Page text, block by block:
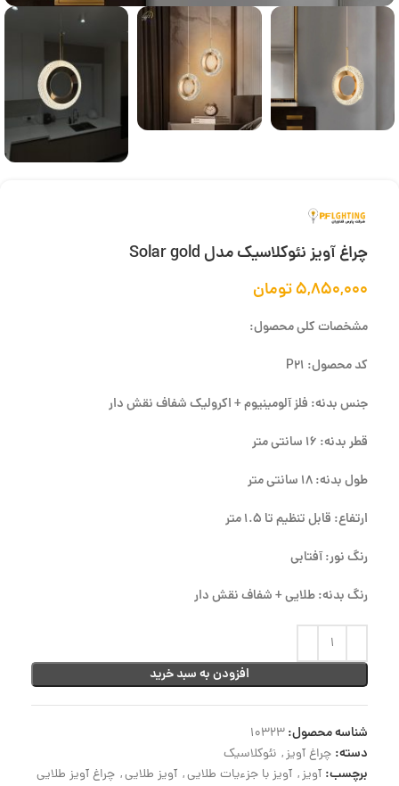
چراغ آویز نئوکلاسیک مدل Solar gold
۵,۸۵۰,۰۰۰تومان
مشخصات کلی محصول:
کد محصول: P21
جنس بدنه: فلز آلومینیوم + اکرولیک شفاف نقش دار
قطر بدنه: 16 سانتی متر
طول بدنه: 18 سانتی متر
ارتفاع: قابل تنظیم تا 1.5 متر
رنگ نور: آفتابی
رنگ بدنه: طلایی + شفاف نقش دار
افزودن به سبد خرید
شناسه محصول:10323
دسته: چراغ آویز, نئوکلاسیک
برچسب: آویز, آویز با جزءیات طلایی, آویز طلایی, چراغ آویز طلایی